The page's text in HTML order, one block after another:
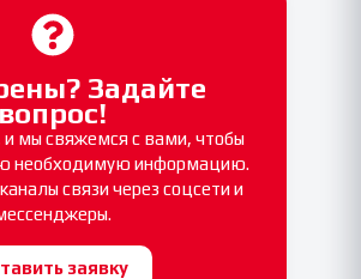
Задайте
и мы свяжемся с вами, чтобы
необходимую информацию.
связи через соцсети и
заявку